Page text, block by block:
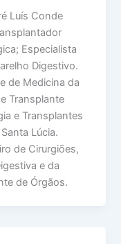
Luís Conde
Especialista
Digestivo.
de Medicina da
Transplante
e Transplantes
Lúcia.
de Cirurgiões,
e da
de Órgãos.